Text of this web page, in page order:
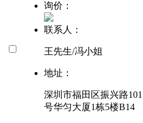
询价：
联系人：
王先生/冯小姐
地址：
深圳市福田区振兴路101
号华匀大厦1栋5楼B14